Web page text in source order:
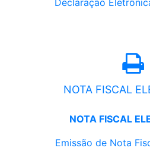
Declaração
NOTA FISCAL
NOTA FISCAL
Emissão de Nota